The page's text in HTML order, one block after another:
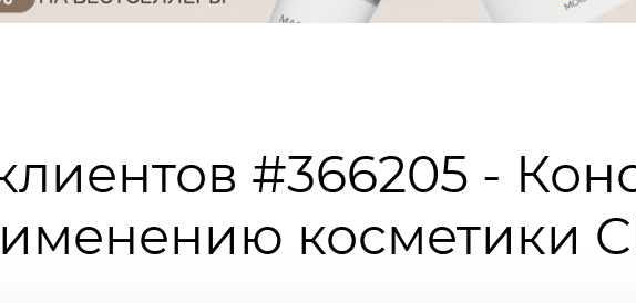
#366205 -
косметики